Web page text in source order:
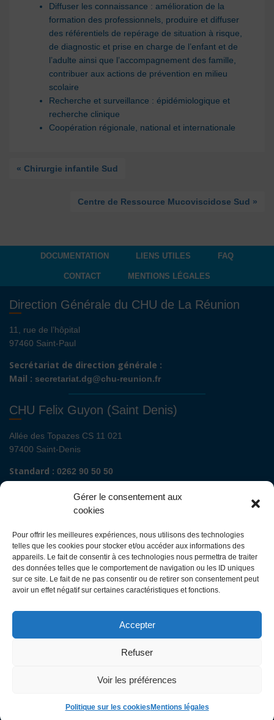
Gérer le consentement aux
cookies
Pour offrir les meilleures expériences, nous utilisons des technologies
telles que les cookies pour stocker et/ou accéder aux informations des
appareils. Le fait de consentir à ces technologies nous permettra de traiter
des données telles que le comportement de navigation ou les ID uniques
sur ce site. Le fait de ne pas consentir ou de retirer son consentement peut
avoir un effet négatif sur certaines caractéristiques et fonctions.
Accepter
Refuser
Voir les préférences
Politique sur les cookies Mentions légales
Diffuser les connaissance : amélioration de la
formation des professionnels, produire et diffuser
des référentiels de repérage de situation à risque,
de diagnostic et prise en charge de l’enfant et de
l’adulte ainsi que l’accompagnement des famille,
contribuer aux actions de prévention en milieu
scolaire
Recherche et surveillance : épidémiologique et
recherche clinique
Coopération régionale, national et internationale
« Chirurgie infantile Sud
Centre de Ressource Mucoviscidose Sud »
DOCUMENTATION LIENS UTILES FAQ
CONTACT MENTIONS LÉGALES
Direction Générale du CHU de La Réunion
11, rue de l’hôpital
97460 Saint-Paul
Secrétariat de direction générale :
Mail : secretariat.dg@chu-reunion.fr
CHU Felix Guyon (Saint Denis)
Allée des Topazes CS 11 021
97400 Saint-Denis
Standard : 0262 90 50 50
Renseignements admissions :
Secrétariat de direction de site :
direction.fguyon@chu-reunion.fr
CHU de La Réunion sites Sud (Saint-Pierre
- St Joseph - Le Tampon - St Louis - Cilaos)
Avenue François Mitterrand
BP 350
Secrétariat de direction des sites :
CHU Réunion. Tous droits réservés. 2017-2026.